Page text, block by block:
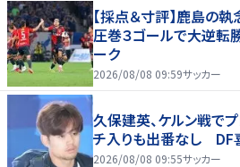
【採点＆寸評】鹿島の
圧巻３ゴールで大逆転
ーク
2026/08/08 09:59サッカー
久保建英、ケルン戦で
チ入りも出番なし DF
2026/08/08 09:55サッカー